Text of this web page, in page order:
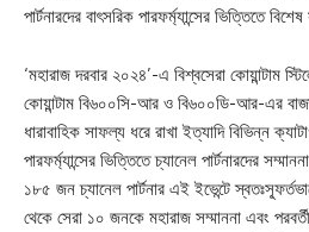
পার্টনারদের বাৎসরিক পারফর্ম্যান্সের ভিত্তিতে
‘মহারাজ দরবার ২০২৪’-এ বিশ্বসেরা কোয়ান্টাম
কোয়ান্টাম বি৬০০সি-আর ও বি৬০০ডি-আর-এর
ধারাবাহিক সাফল্য ধরে রাখা ইত্যাদি বিভিন্ন
পারফর্ম্যান্সের ভিত্তিতে চ্যানেল পার্টনারদের
১৮৫ জন চ্যানেল পার্টনার এই ইভেন্টে
থেকে সেরা ১০ জনকে মহারাজ সম্মাননা এবং